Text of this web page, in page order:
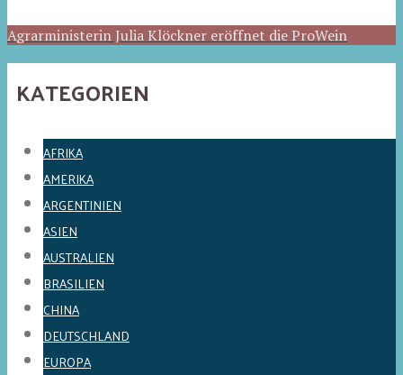
Agrarministerin Julia Klöckner eröffnet die ProWein
KATEGORIEN
AFRIKA
AMERIKA
ARGENTINIEN
ASIEN
AUSTRALIEN
BRASILIEN
CHINA
DEUTSCHLAND
EUROPA